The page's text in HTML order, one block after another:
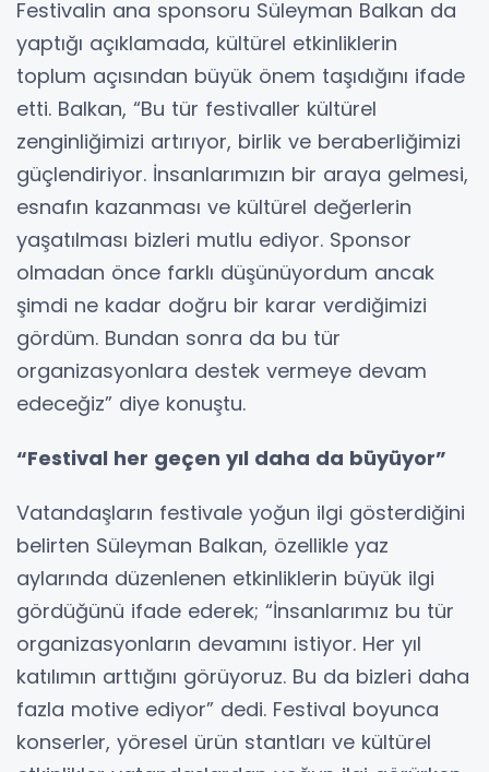
Festivalin ana sponsoru Süleyman Balkan da
yaptığı açıklamada, kültürel etkinliklerin
toplum açısından büyük önem taşıdığını ifade
etti. Balkan, “Bu tür festivaller kültürel
zenginliğimizi artırıyor, birlik ve beraberliğimizi
güçlendiriyor. İnsanlarımızın bir araya gelmesi,
esnafın kazanması ve kültürel değerlerin
yaşatılması bizleri mutlu ediyor. Sponsor
olmadan önce farklı düşünüyordum ancak
şimdi ne kadar doğru bir karar verdiğimizi
gördüm. Bundan sonra da bu tür
organizasyonlara destek vermeye devam
edeceğiz” diye konuştu.
“Festival her geçen yıl daha da büyüyor”
Vatandaşların festivale yoğun ilgi gösterdiğini
belirten Süleyman Balkan, özellikle yaz
aylarında düzenlenen etkinliklerin büyük ilgi
gördüğünü ifade ederek; “İnsanlarımız bu tür
organizasyonların devamını istiyor. Her yıl
katılımın arttığını görüyoruz. Bu da bizleri daha
fazla motive ediyor” dedi. Festival boyunca
konserler, yöresel ürün stantları ve kültürel